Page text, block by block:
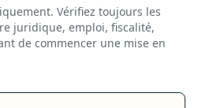
Vérifiez toujours les
juridique, emploi, fiscalité,
de commencer une mise en